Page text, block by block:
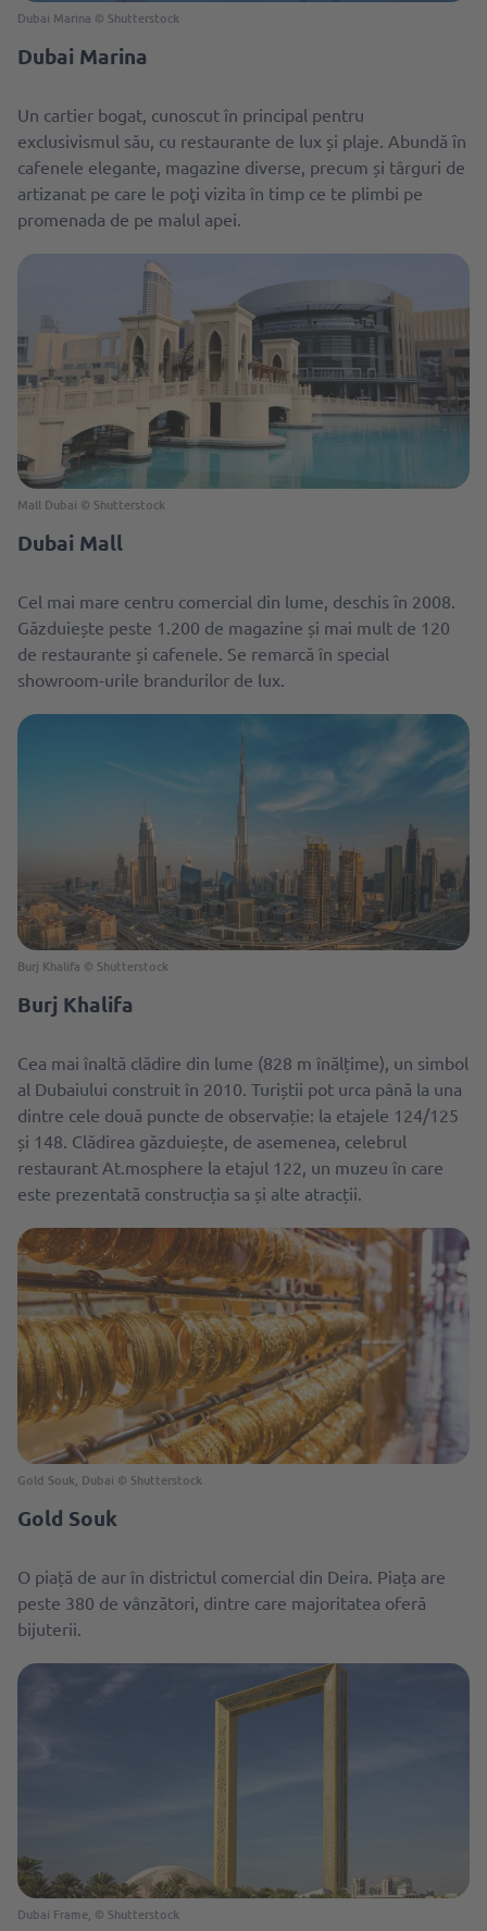
Dubai Marina © Shutterstock
Dubai Marina
Un cartier bogat, cunoscut în principal pentru
exclusivismul său, cu restaurante de lux și plaje. Abundă ȋn
cafenele elegante, magazine diverse, precum și târguri de
artizanat pe care le poţi vizita în timp ce te plimbi pe
promenada de pe malul apei.
Mall Dubai © Shutterstock
Dubai Mall
Cel mai mare centru comercial din lume, deschis ȋn 2008.
Găzduiește peste 1.200 de magazine și mai mult de 120
de restaurante și cafenele. Se remarcă în special
showroom-urile brandurilor de lux.
Burj Khalifa © Shutterstock
Burj Khalifa
Cea mai înaltă clădire din lume (828 m înălțime), un simbol
al Dubaiului construit în 2010. Turiștii pot urca până la una
dintre cele două puncte de observație: la etajele 124/125
și 148. Clădirea găzduiește, de asemenea, celebrul
restaurant At.mosphere la etajul 122, un muzeu în care
este prezentată construcția sa și alte atracții.
Gold Souk, Dubai © Shutterstock
Gold Souk
O piață de aur în districtul comercial din Deira. Piața are
peste 380 de vânzători, dintre care majoritatea oferă
bijuterii.
Dubai Frame, © Shutterstock